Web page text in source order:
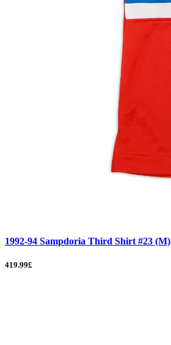
1992-94 Sampdoria Third Shirt #23 (M)
419.99£